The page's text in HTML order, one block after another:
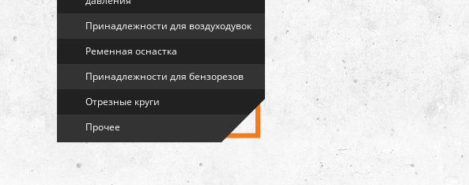
Принадлежности для воздуходувок
Ременная оснастка
Принадлежности для бензорезов
Отрезные круги
Прочее